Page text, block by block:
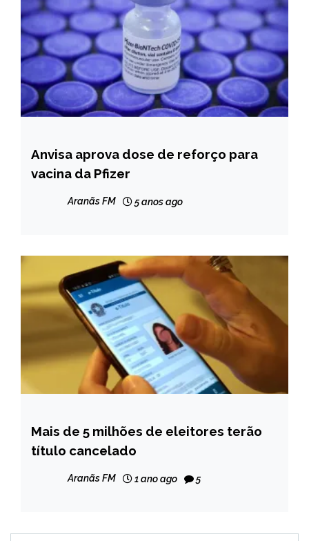
BRASIL
NOTÍCIAS
Anvisa aprova dose de reforço para
vacina da Pfizer
Aranãs FM 5 anos ago
BRASIL
NOTÍCIAS
Mais de 5 milhões de eleitores terão
título cancelado
Aranãs FM 1 ano ago 5